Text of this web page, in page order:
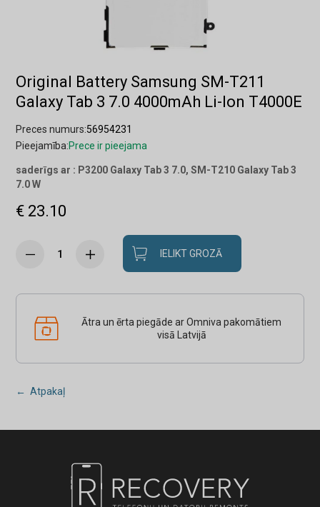
Original Battery Samsung SM-T211
Galaxy Tab 3 7.0 4000mAh Li-Ion T4000E
Preces numurs:56954231
Pieejamība:Prece ir pieejama
saderīgs ar : P3200 Galaxy Tab 3 7.0, SM-T210 Galaxy Tab 3
7.0 W
€ 23.10
IELIKT GROZĀ
Ātra un ērta piegāde ar Omniva pakomātiem
visā Latvijā
← Atpakaļ